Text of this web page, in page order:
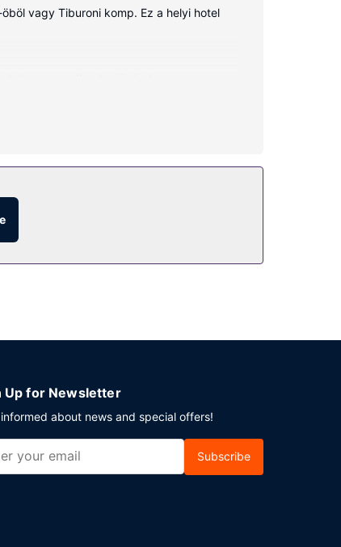
vagy Tiburoni komp. Ez a helyi hotel
Ezenkívül kábelcsatornák kínálata
vágyik, akkor vegye igénybe a helyszíni
között szerepelnek a következők:
arra is van megoldás:
Up for Newsletter
about news and special offers!
Subscribe